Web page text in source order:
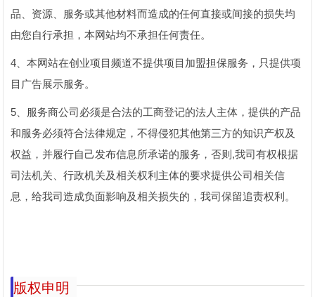
品、资源、服务或其他材料而造成的任何直接或间接的损失均
由您自行承担，本网站均不承担任何责任。
4、本网站在创业项目频道不提供项目加盟担保服务，只提供项
目广告展示服务。
5、服务商公司必须是合法的工商登记的法人主体，提供的产品
和服务必须符合法律规定，不得侵犯其他第三方的知识产权及
权益，并履行自己发布信息所承诺的服务，否则,我司有权根据
司法机关、行政机关及相关权利主体的要求提供公司相关信
息，给我司造成负面影响及相关损失的，我司保留追责权利。
版权申明